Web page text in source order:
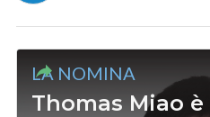
LA NOMINA
Thomas Miao